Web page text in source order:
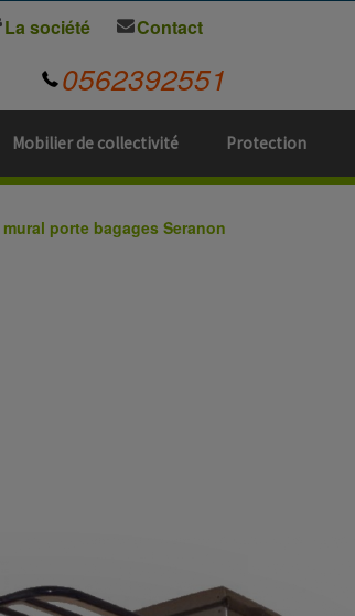
Mobilier de collectivité Protection
La société Contact
0562392551
porte bagages Seranon